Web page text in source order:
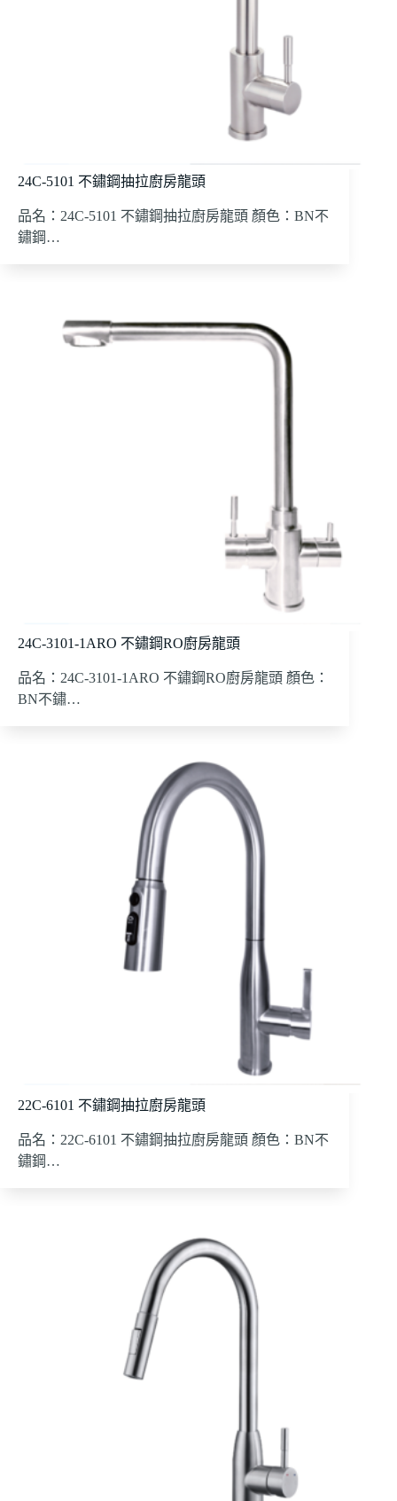
24C-5101 不鏽鋼抽拉廚房龍頭
品名：24C-5101 不鏽鋼抽拉廚房龍頭 顏色：BN不
鏽鋼…
24C-3101-1ARO 不鏽鋼RO廚房龍頭
品名：24C-3101-1ARO 不鏽鋼RO廚房龍頭 顏色：
BN不鏽…
22C-6101 不鏽鋼抽拉廚房龍頭
品名：22C-6101 不鏽鋼抽拉廚房龍頭 顏色：BN不
鏽鋼…